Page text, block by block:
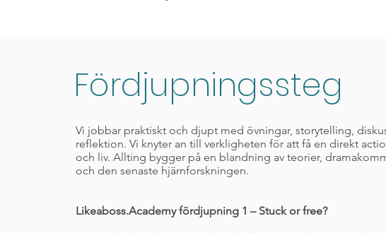
Fördjupningssteg
Vi jobbar praktiskt och djupt med övningar, storytelling,
reflektion. Vi knyter an till verkligheten för att få en direkt
och liv. Allting bygger på en blandning av teorier,
och den senaste hjärnforskningen.
Likeaboss.Academy fördjupning 1 – Stuck or free?